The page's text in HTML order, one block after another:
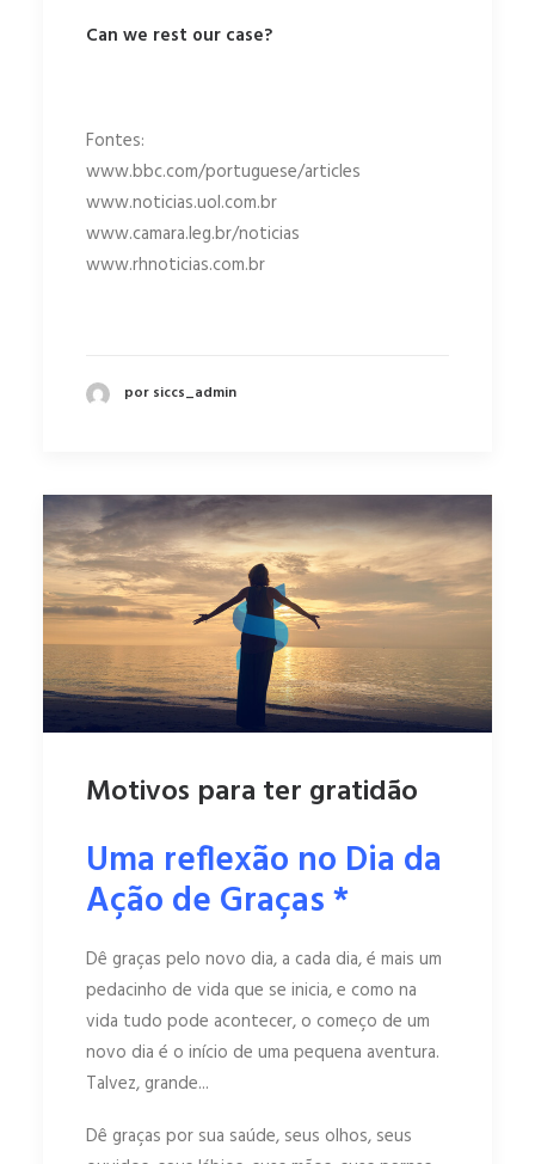
Can we rest our case?
Fontes:
www.bbc.com/portuguese/articles
www.noticias.uol.com.br
www.camara.leg.br/noticias
www.rhnoticias.com.br
por siccs_admin
Motivos para ter gratidão
Uma reflexão no Dia da
Ação de Graças *
Dê graças pelo novo dia, a cada dia, é mais um
pedacinho de vida que se inicia, e como na
vida tudo pode acontecer, o começo de um
novo dia é o início de uma pequena aventura.
Talvez, grande...
Dê graças por sua saúde, seus olhos, seus